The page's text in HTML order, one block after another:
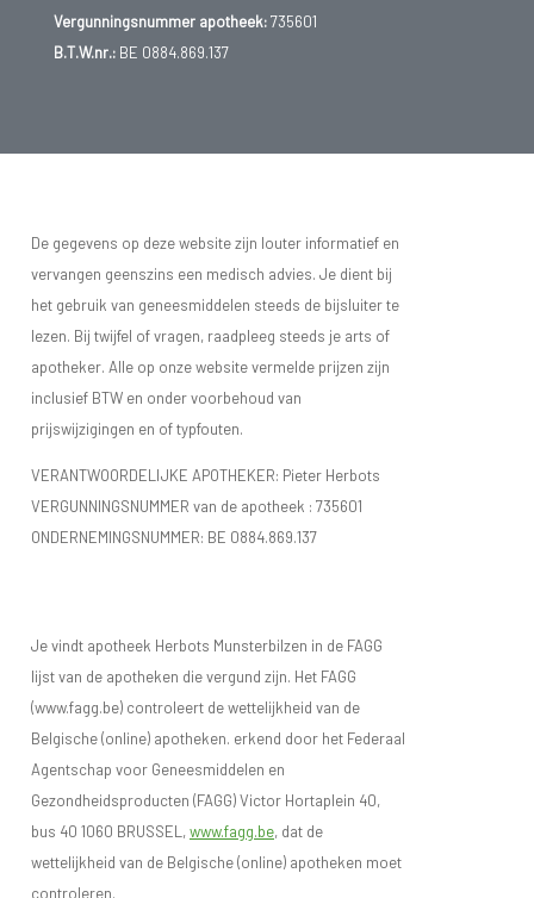
Vergunningsnummer apotheek:735601
B.T.W.nr.:BE 0884.869.137
De gegevens op deze website zijn louter informatief en
vervangen geenszins een medisch advies. Je dient bij
het gebruik van geneesmiddelen steeds de bijsluiter te
lezen. Bij twijfel of vragen, raadpleeg steeds je arts of
apotheker. Alle op onze website vermelde prijzen zijn
inclusief BTW en onder voorbehoud van
prijswijzigingen en of typfouten.
VERANTWOORDELIJKE APOTHEKER: Pieter Herbots
VERGUNNINGSNUMMER van de apotheek : 735601
ONDERNEMINGSNUMMER: BE 0884.869.137
Je vindt apotheek Herbots Munsterbilzen in de FAGG
lijst van de apotheken die vergund zijn. Het FAGG
(www.fagg.be) controleert de wettelijkheid van de
Belgische (online) apotheken. erkend door het Federaal
Agentschap voor Geneesmiddelen en
Gezondheidsproducten (FAGG) Victor Hortaplein 40,
bus 40 1060 BRUSSEL,www.fagg.be, dat de
wettelijkheid van de Belgische (online) apotheken moet
controleren.